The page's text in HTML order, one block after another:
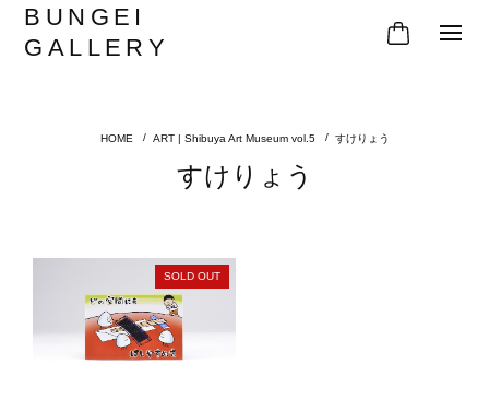
BUNGEI
GALLERY
ART | Shibuya Art Museum vol.5 すけりょう
すけりょう
SOLD OUT